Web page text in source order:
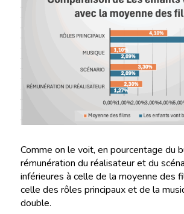
Comme on le voit, en pourcentage du
rémunération du réalisateur et du
inférieures à celle de la moyenne des
celle des rôles principaux et de la
double.